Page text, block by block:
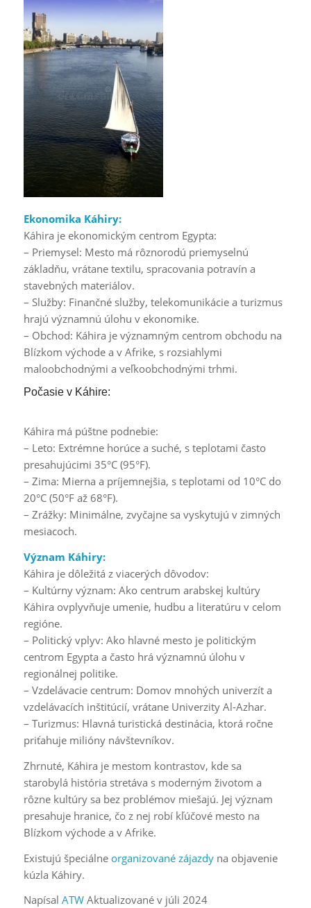
Ekonomika Káhiry:
Káhira je ekonomickým centrom Egypta:
– Priemysel: Mesto má rôznorodú priemyselnú
základňu, vrátane textilu, spracovania potravín a
stavebných materiálov.
– Služby: Finančné služby, telekomunikácie a turizmus
hrajú významnú úlohu v ekonomike.
– Obchod: Káhira je významným centrom obchodu na
Blízkom východe a v Afrike, s rozsiahlymi
maloobchodnými a veľkoobchodnými trhmi.
Počasie v Káhire:
Káhira má púštne podnebie:
– Leto: Extrémne horúce a suché, s teplotami často
presahujúcimi 35°C (95°F).
– Zima: Mierna a príjemnejšia, s teplotami od 10°C do
20°C (50°F až 68°F).
– Zrážky: Minimálne, zvyčajne sa vyskytujú v zimných
mesiacoch.
Význam Káhiry:
Káhira je dôležitá z viacerých dôvodov:
– Kultúrny význam: Ako centrum arabskej kultúry
Káhira ovplyvňuje umenie, hudbu a literatúru v celom
regióne.
– Politický vplyv: Ako hlavné mesto je politickým
centrom Egypta a často hrá významnú úlohu v
regionálnej politike.
– Vzdelávacie centrum: Domov mnohých univerzít a
vzdelávacích inštitúcií, vrátane Univerzity Al-Azhar.
– Turizmus: Hlavná turistická destinácia, ktorá ročne
priťahuje milióny návštevníkov.
Zhrnuté, Káhira je mestom kontrastov, kde sa
starobylá história stretáva s moderným životom a
rôzne kultúry sa bez problémov miešajú. Jej význam
presahuje hranice, čo z nej robí kľúčové mesto na
Blízkom východe a v Afrike.
Existujú špeciálne organizované zájazdyna objavenie
kúzla Káhiry.
Napísal ATWAktualizované v júli 2024